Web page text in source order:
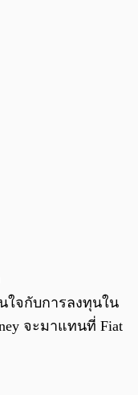
ใจกับการลงทุนใน
จะมาแทนที่ Fiat